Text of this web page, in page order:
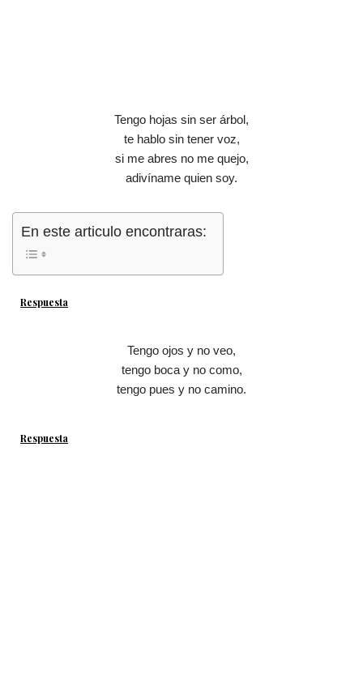
Tengo hojas sin ser árbol,
te hablo sin tener voz,
si me abres no me quejo,
adivíname quien soy.
En este articulo encontraras:
Respuesta
Tengo ojos y no veo,
tengo boca y no como,
tengo pues y no camino.
Respuesta